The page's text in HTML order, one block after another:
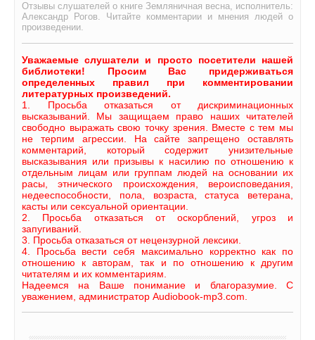
Отзывы слушателей о книге Земляничная весна, исполнитель:
Александр Рогов. Читайте комментарии и мнения людей о
произведении.
Уважаемые слушатели и просто посетители нашей
библиотеки! Просим Вас придерживаться
определенных правил при комментировании
литературных произведений.
1. Просьба отказаться от дискриминационных
высказываний. Мы защищаем право наших читателей
свободно выражать свою точку зрения. Вместе с тем мы
не терпим агрессии. На сайте запрещено оставлять
комментарий, который содержит унизительные
высказывания или призывы к насилию по отношению к
отдельным лицам или группам людей на основании их
расы, этнического происхождения, вероисповедания,
недееспособности, пола, возраста, статуса ветерана,
касты или сексуальной ориентации.
2. Просьба отказаться от оскорблений, угроз и
запугиваний.
3. Просьба отказаться от нецензурной лексики.
4. Просьба вести себя максимально корректно как по
отношению к авторам, так и по отношению к другим
читателям и их комментариям.
Надеемся на Ваше понимание и благоразумие. С
уважением, администратор Audiobook-mp3.com.